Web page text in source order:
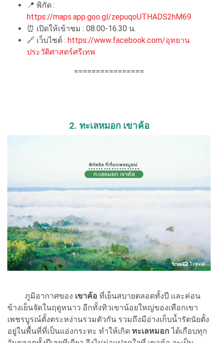
📍 พิกัด :
https://maps.app.goo.gl/zepuqoUTHADS2hM69
⏰ เปิดให้เข้าชม : 08.00-16.30 น.
🔗 เว็บไซต์ : https://www.facebook.com/อุทยาน
ประวัติศาสตร์ศรีเทพ
================
2. ทะเลหมอก เขาค้อ
ภูมิอากาศของ เขาค้อ ที่เย็นสบายตลอดทั้งปี และค่อน
ข้างเย็นจัดในฤดูหนาว อีกทั้งทิวเขาน้อยใหญ่ของเทือกเขา
เพชรบูรณ์ตั้งตระหง่านรวมตัวกัน รวมถึงมีอ่างเก็บน้ำรัตนัยตั้ง
อยู่ในพื้นที่ที่เป็นแอ่งกระทะ ทำให้เกิด ทะเลหมอก ได้เกือบทุก